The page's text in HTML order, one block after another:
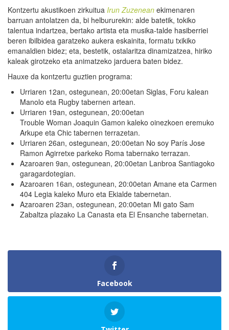
Kontzertu akustikoen zirkuitua Irun Zuzenean ekimenaren
barruan antolatzen da, bi helbururekin: alde batetik, tokiko
talentua indartzea, bertako artista eta musika-talde hasiberriei
beren ibilbidea garatzeko aukera eskainita, formatu txikiko
emanaldien bidez; eta, bestetik, ostalaritza dinamizatzea, hiriko
kaleak girotzeko eta animatzeko jarduera baten bidez.
Hauxe da kontzertu guztien programa:
Urriaren 12an, ostegunean, 20:00etan Siglas, Foru kalean
Manolo eta Rugby tabernen artean.
Urriaren 19an, ostegunean, 20:00etan
Trouble Woman Joaquin Gamon kaleko oinezkoen eremuko
Arkupe eta Chic tabernen terrazetan.
Urriaren 26an, ostegunean, 20:00etan No soy París Jose
Ramon Agirretxe parkeko Roma tabernako terrazan.
Azaroaren 9an, ostegunean, 20:00etan Lanbroa Santiagoko
garagardotegian.
Azaroaren 16an, ostegunean, 20:00etan Amane eta Carmen
404 Legia kaleko Muro eta Ekialde tabernetan.
Azaroaren 23an, ostegunean, 20:00etan Mi gato Sam
Zabaltza plazako La Canasta eta El Ensanche tabernetan.
Facebook